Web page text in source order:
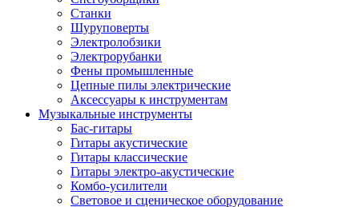
Станки
Шуруповерты
Электролобзики
Электрорубанки
Фены промышленные
Цепные пилы электрические
Аксессуары к инструментам
Музыкальные инструменты
Бас-гитары
Гитары акустические
Гитары классические
Гитары электро-акустические
Комбо-усилители
Световое и сценическое оборудование